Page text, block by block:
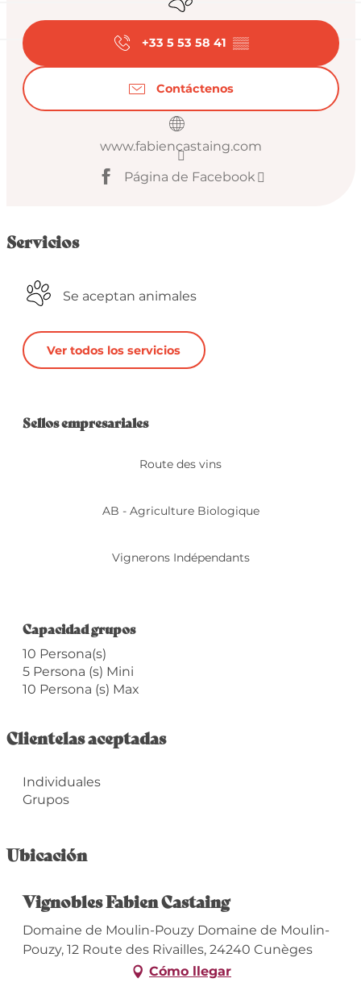
+33 5 53 58 41 ▒▒
Contáctenos
www.fabiencastaing.com
Página de Facebook
Servicios
Se aceptan animales
Ver todos los servicios
Oferta de
Sellos empresariales
Sellos empresariales
Route des vins
AB - Agriculture Biologique
Vignerons Indépendants
Capacidad grupos
Capacidad grupos
10 Persona(s)
5 Persona (s) Mini
10 Persona (s) Max
Clientelas aceptadas
Individuales
Grupos
Ubicación
Vignobles Fabien Castaing
Domaine de Moulin-Pouzy Domaine de Moulin-
Pouzy, 12 Route des Rivailles, 24240 Cunèges
Cómo llegar